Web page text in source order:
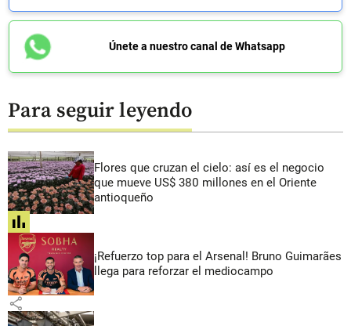
Únete a nuestro canal de Whatsapp
Para seguir leyendo
Flores que cruzan el cielo: así es el negocio
que mueve US$ 380 millones en el Oriente
antioqueño
share
¡Refuerzo top para el Arsenal! Bruno Guimarães
llega para reforzar el mediocampo
share